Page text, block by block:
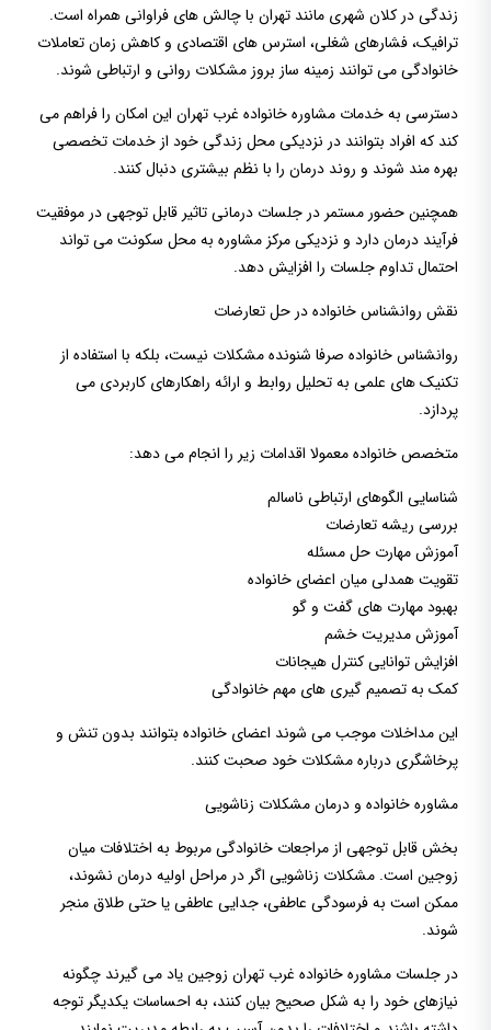
زندگی در کلان شهری مانند تهران با چالش های فراوانی همراه است.
ترافیک، فشارهای شغلی، استرس های اقتصادی و کاهش زمان تعاملات
خانوادگی می توانند زمینه ساز بروز مشکلات روانی و ارتباطی شوند.
دسترسی به خدمات مشاوره خانواده غرب تهران این امکان را فراهم می
کند که افراد بتوانند در نزدیکی محل زندگی خود از خدمات تخصصی
بهره مند شوند و روند درمان را با نظم بیشتری دنبال کنند.
همچنین حضور مستمر در جلسات درمانی تاثیر قابل توجهی در موفقیت
فرآیند درمان دارد و نزدیکی مرکز مشاوره به محل سکونت می تواند
احتمال تداوم جلسات را افزایش دهد.
نقش روانشناس خانواده در حل تعارضات
روانشناس خانواده صرفا شنونده مشکلات نیست، بلکه با استفاده از
تکنیک های علمی به تحلیل روابط و ارائه راهکارهای کاربردی می
پردازد.
متخصص خانواده معمولا اقدامات زیر را انجام می دهد:
شناسایی الگوهای ارتباطی ناسالم
بررسی ریشه تعارضات
آموزش مهارت حل مسئله
تقویت همدلی میان اعضای خانواده
بهبود مهارت های گفت و گو
آموزش مدیریت خشم
افزایش توانایی کنترل هیجانات
کمک به تصمیم گیری های مهم خانوادگی
این مداخلات موجب می شوند اعضای خانواده بتوانند بدون تنش و
پرخاشگری درباره مشکلات خود صحبت کنند.
مشاوره خانواده و درمان مشکلات زناشویی
بخش قابل توجهی از مراجعات خانوادگی مربوط به اختلافات میان
زوجین است. مشکلات زناشویی اگر در مراحل اولیه درمان نشوند،
ممکن است به فرسودگی عاطفی، جدایی عاطفی یا حتی طلاق منجر
شوند.
در جلسات مشاوره خانواده غرب تهران زوجین یاد می گیرند چگونه
نیازهای خود را به شکل صحیح بیان کنند، به احساسات یکدیگر توجه